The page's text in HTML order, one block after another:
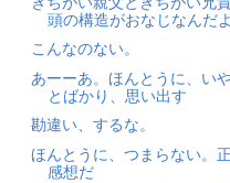
頭の構造がおなじなんだよ
こんなのない。
あーーあ。ほんとうに、い
とばかり、思い出す
勘違い、するな。
ほんとうに、つまらない。
感想だ